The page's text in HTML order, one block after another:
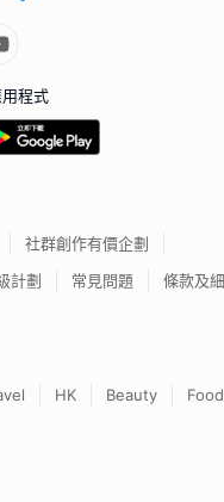
程式
社群創作有價企劃
計劃
常見問題 條款及
HK Beauty Food